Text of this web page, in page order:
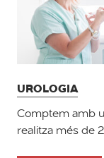
UROLOGIA
Comptem amb
realitza més de